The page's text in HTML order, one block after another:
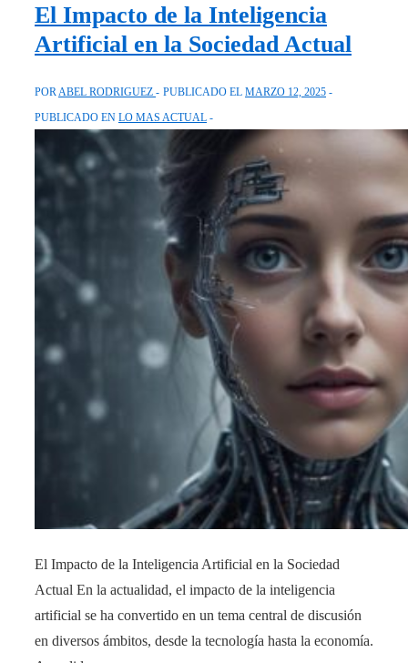
Entendiendo
la
El Impacto de la Inteligencia
Artificial en la Sociedad Actual
PORABEL RODRIGUEZ PUBLICADO EL MARZO 12, 2025
PUBLICADO EN LO MAS ACTUAL
El Impacto de la Inteligencia Artificial en la Sociedad
Actual En la actualidad, el impacto de la inteligencia
artificial se ha convertido en un tema central de discusión
en diversos ámbitos, desde la tecnología hasta la economía.